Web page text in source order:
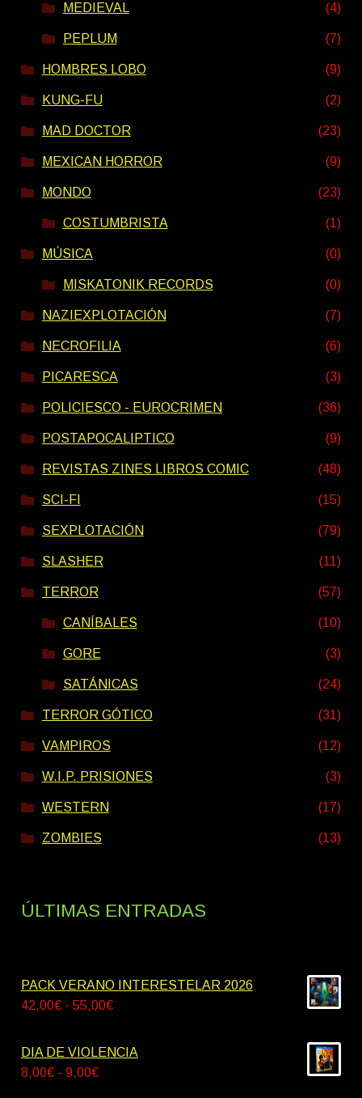
MEDIEVAL (4)
PEPLUM (7)
HOMBRES LOBO (9)
KUNG-FU (2)
MAD DOCTOR (23)
MEXICAN HORROR (9)
MONDO (23)
COSTUMBRISTA (1)
MÚSICA (0)
MISKATONIK RECORDS (0)
NAZIEXPLOTACIÓN (7)
NECROFILIA (6)
PICARESCA (3)
POLICIESCO - EUROCRIMEN (36)
POSTAPOCALIPTICO (9)
REVISTAS ZINES LIBROS COMIC (48)
SCI-FI (15)
SEXPLOTACIÓN (79)
SLASHER (11)
TERROR (57)
CANÍBALES (10)
GORE (3)
SATÁNICAS (24)
TERROR GÓTICO (31)
VAMPIROS (12)
W.I.P. PRISIONES (3)
WESTERN (17)
ZOMBIES (13)
ÚLTIMAS ENTRADAS
PACK VERANO INTERESTELAR 2026
42,00€ - 55,00€Rango
precios:
DIA DE VIOLENCIA
8,00€ - 9,00€Rango